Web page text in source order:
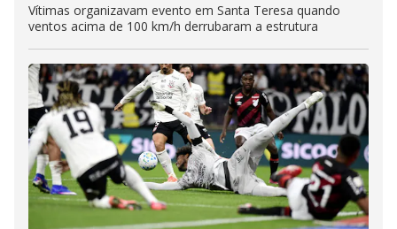
Vítimas organizavam evento em Santa Teresa quando
ventos acima de 100 km/h derrubaram a estrutura